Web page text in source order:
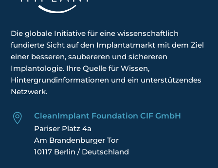
Die globale Initiative für eine wissenschaftlich
fundierte Sicht auf den Implantatmarkt mit dem Ziel
einer besseren, saubereren und sichereren
Implantologie. IhreQuelle für Wissen,
Hintergrundinformationen und ein unterstützendes
Netzwerk.

CleanImplant Foundation CIF GmbH
Pariser Platz 4a
Am Brandenburger Tor
10117 Berlin / Deutschland